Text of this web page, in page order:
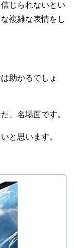
じられないとい
複雑な表情をし
助かるでしょ
、名場面です。
と思います。